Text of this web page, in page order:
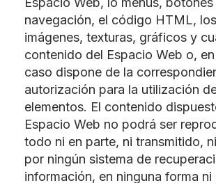
navegación, el código HTML,
imágenes, texturas, gráficos y
contenido del Espacio Web o,
caso dispone de la
autorización para la utilización
elementos. El contenido
Espacio Web no podrá ser
todo ni en parte, ni transmitido,
por ningún sistema de
información, en ninguna forma ni